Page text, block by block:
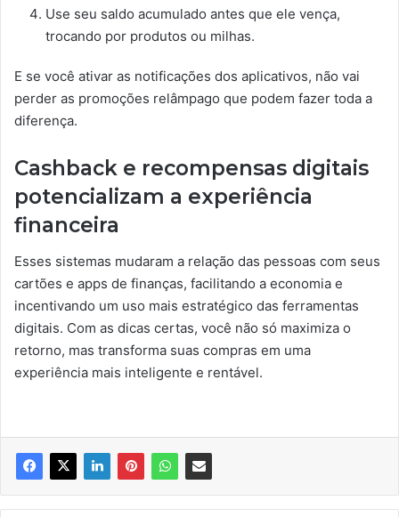
Use seu saldo acumulado antes que ele vença,
trocando por produtos ou milhas.
E se você ativar as notificações dos aplicativos, não vai
perder as promoções relâmpago que podem fazer toda a
diferença.
Cashback e recompensas digitais
potencializam a experiência
financeira
Esses sistemas mudaram a relação das pessoas com seus
cartões e apps de finanças, facilitando a economia e
incentivando um uso mais estratégico das ferramentas
digitais. Com as dicas certas, você não só maximiza o
retorno, mas transforma suas compras em uma
experiência mais inteligente e rentável.